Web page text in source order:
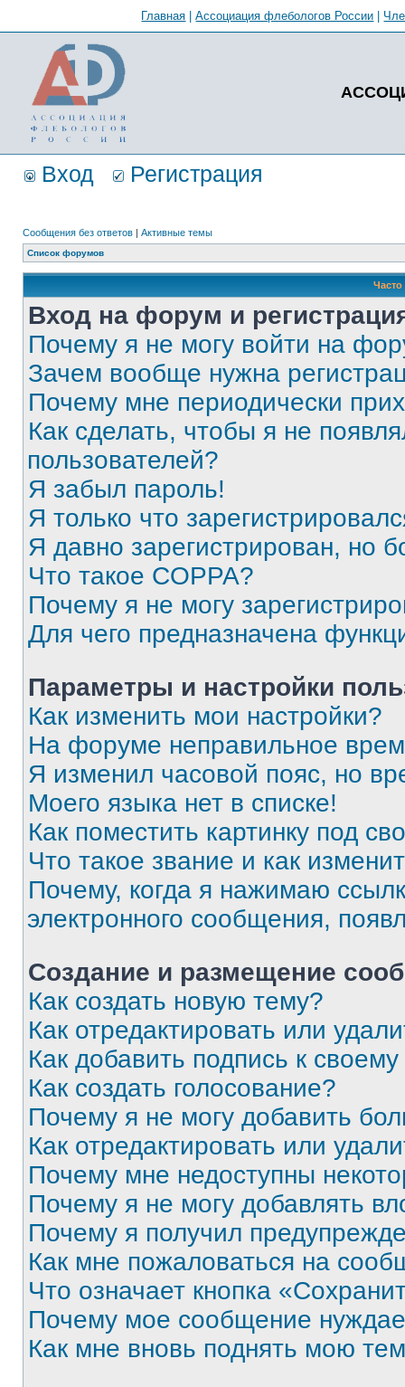
Главная |Ассоциация флебологов России
Вход Регистрация
Сообщения без ответов | Активные темы
Список форумов
Вход на форум и
Почему я не могу войти на
Зачем вообще нужна
Почему мне периодически
Как сделать, чтобы я не
пользователей?
Я забыл пароль!
Я только что
Я давно зарегистрирован, но
Что такое COPPA?
Почему я не могу
Для чего предназначена
Параметры и настройки
Как изменить мои настройки?
На форуме неправильное
Я изменил часовой пояс, но
Моего языка нет в списке!
Как поместить картинку под
Что такое звание и как
Почему, когда я нажимаю
электронного сообщения,
Создание и размещение
Как создать новую тему?
Как отредактировать или
Как добавить подпись к
Как создать голосование?
Почему я не могу добавить
Как отредактировать или
Почему мне недоступны
Почему я не могу добавлять
Почему я получил
Как мне пожаловаться на
Что означает кнопка
Почему мое сообщение
Как мне вновь поднять мою